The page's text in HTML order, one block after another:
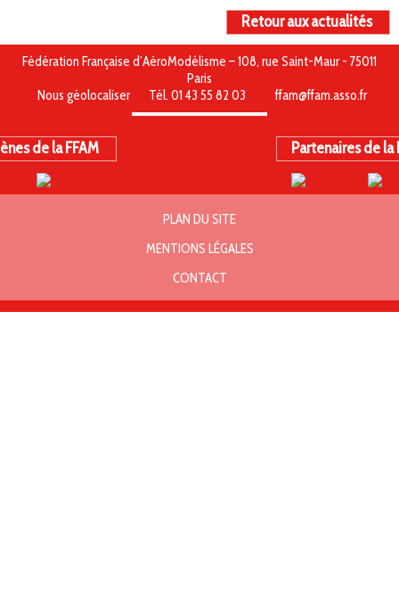
Retour aux actualités
Fédération Française d’AéroModélisme – 108, rue Saint-Maur - 75011
Paris
Nous géolocaliser
Tél. 01 43 55 82 03 ffam@ffam.asso.fr
de la FFAM Partenaires de la
PLAN DU SITE
MENTIONS LÉGALES
CONTACT